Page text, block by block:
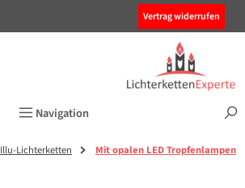
Vertrag widerrufen
Navigation
Illu-Lichterketten Mit opalen LED Tropfenlampen